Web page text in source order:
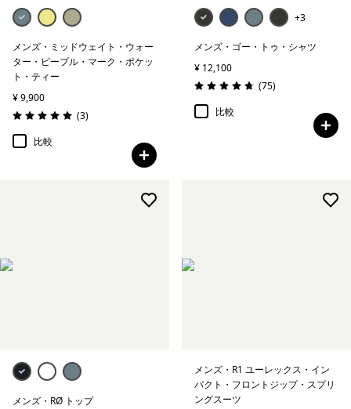
メンズ・ミッドウェイト・ウォー
ター・ピープル・マーク・ポケッ
ト・ティー
¥ 9,900
評価: 5.0 / 5
(3レビュー
)
比較
+3
メンズ・ゴー・トゥ・シャツ
¥ 12,100
評価: 4.8 / 5
(75レビュー
)
比較
メンズ・RØ トップ
メンズ・R1 ユーレックス・イン
パクト・フロントジップ・スプリ
ングスーツ